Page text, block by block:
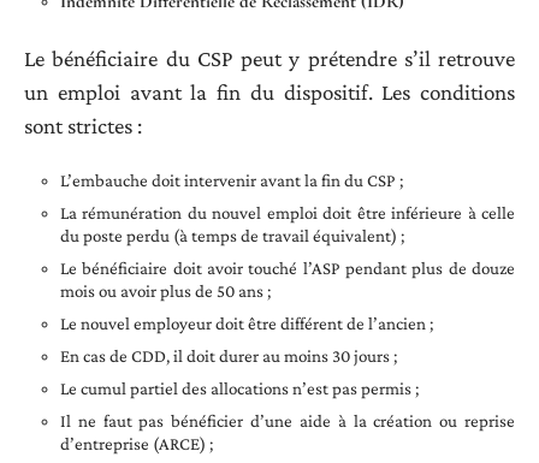
Le bénéficiaire du CSP peut y prétendre s’il retrouve
un emploi avant la fin du dispositif. Les conditions
sont strictes :
L’embauche doit intervenir avant la fin du CSP ;
La rémunération du nouvel emploi doit être inférieure à celle
du poste perdu (à temps de travail équivalent) ;
Le bénéficiaire doit avoir touché l’ASP pendant plus de douze
mois ou avoir plus de 50 ans ;
Le nouvel employeur doit être différent de l’ancien ;
En cas de CDD, il doit durer au moins 30 jours ;
Le cumul partiel des allocations n’est pas permis ;
Il ne faut pas bénéficier d’une aide à la création ou reprise
d’entreprise (ARCE) ;